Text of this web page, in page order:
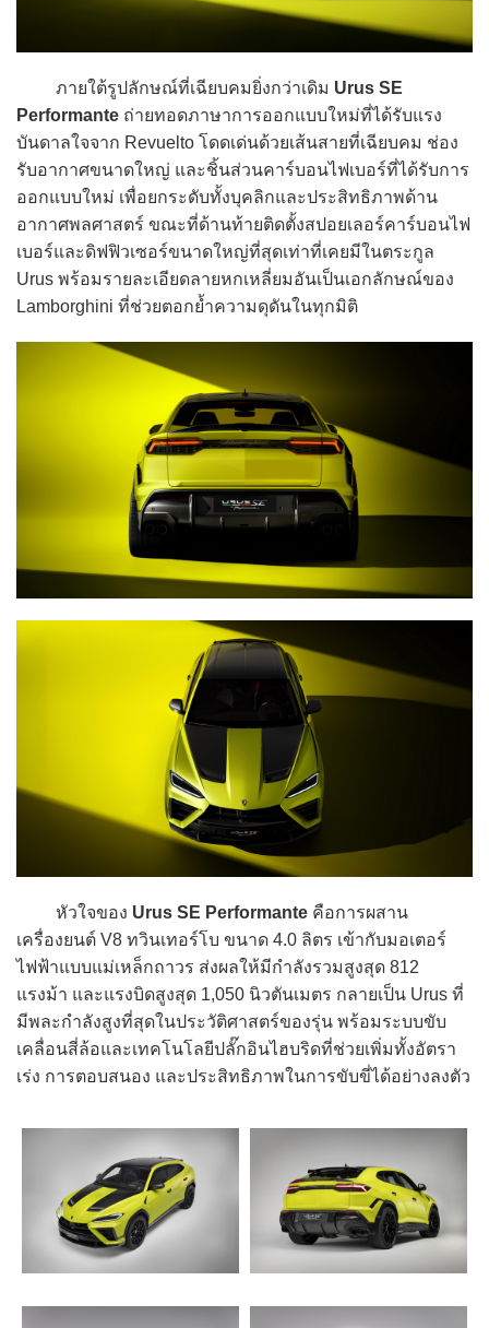
ภายใต้รูปลักษณ์ที่เฉียบคมยิ่งกว่าเดิม Urus SE
Performante ถ่ายทอดภาษาการออกแบบใหม่ที่ได้รับแรง
บันดาลใจจาก Revuelto โดดเด่นด้วยเส้นสายที่เฉียบคม ช่อง
รับอากาศขนาดใหญ่ และชิ้นส่วนคาร์บอนไฟเบอร์ที่ได้รับการ
ออกแบบใหม่ เพื่อยกระดับทั้งบุคลิกและประสิทธิภาพด้าน
อากาศพลศาสตร์ ขณะที่ด้านท้ายติดตั้งสปอยเลอร์คาร์บอนไฟ
เบอร์และดิฟฟิวเซอร์ขนาดใหญ่ที่สุดเท่าที่เคยมีในตระกูล
Urus พร้อมรายละเอียดลายหกเหลี่ยมอันเป็นเอกลักษณ์ของ
Lamborghini ที่ช่วยตอกย้ำความดุดันในทุกมิติ
หัวใจของ Urus SE Performante คือการผสาน
เครื่องยนต์ V8 ทวินเทอร์โบ ขนาด 4.0 ลิตร เข้ากับมอเตอร์
ไฟฟ้าแบบแม่เหล็กถาวร ส่งผลให้มีกำลังรวมสูงสุด 812
แรงม้า และแรงบิดสูงสุด 1,050 นิวตันเมตร กลายเป็น Urus ที่
มีพละกำลังสูงที่สุดในประวัติศาสตร์ของรุ่น พร้อมระบบขับ
เคลื่อนสี่ล้อและเทคโนโลยีปลั๊กอินไฮบริดที่ช่วยเพิ่มทั้งอัตรา
เร่ง การตอบสนอง และประสิทธิภาพในการขับขี่ได้อย่างลงตัว